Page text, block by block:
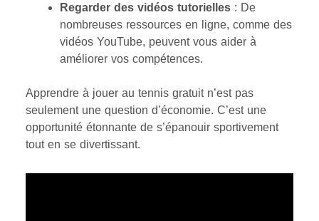
Regarder des vidéos tutorielles : De
nombreuses ressources en ligne, comme des
vidéos YouTube, peuvent vous aider à
améliorer vos compétences.
Apprendre à jouer au tennis gratuit n’est pas
seulement une question d’économie. C’est une
opportunité étonnante de s’épanouir sportivement
tout en se divertissant.